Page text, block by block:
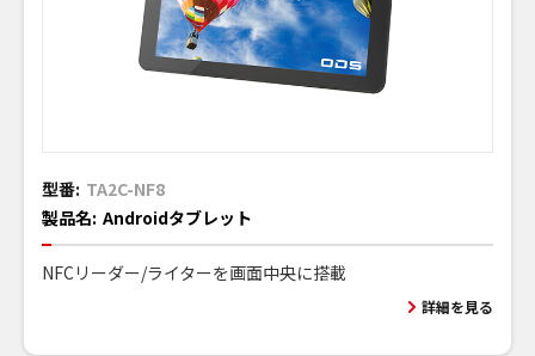
型番: TA2C-NF8
製品名: Androidタブレット
NFCリーダー/ライターを画面中央に搭載
詳細を見る